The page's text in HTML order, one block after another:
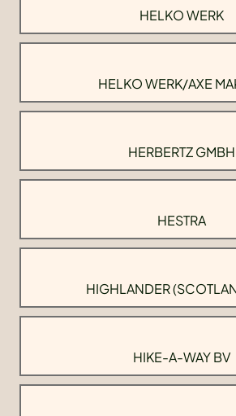
HELKO WERK
HELKO WERK/AXE
HERBERTZ GMBH
HESTRA
HIGHLANDER
HIKE-A-WAY BV